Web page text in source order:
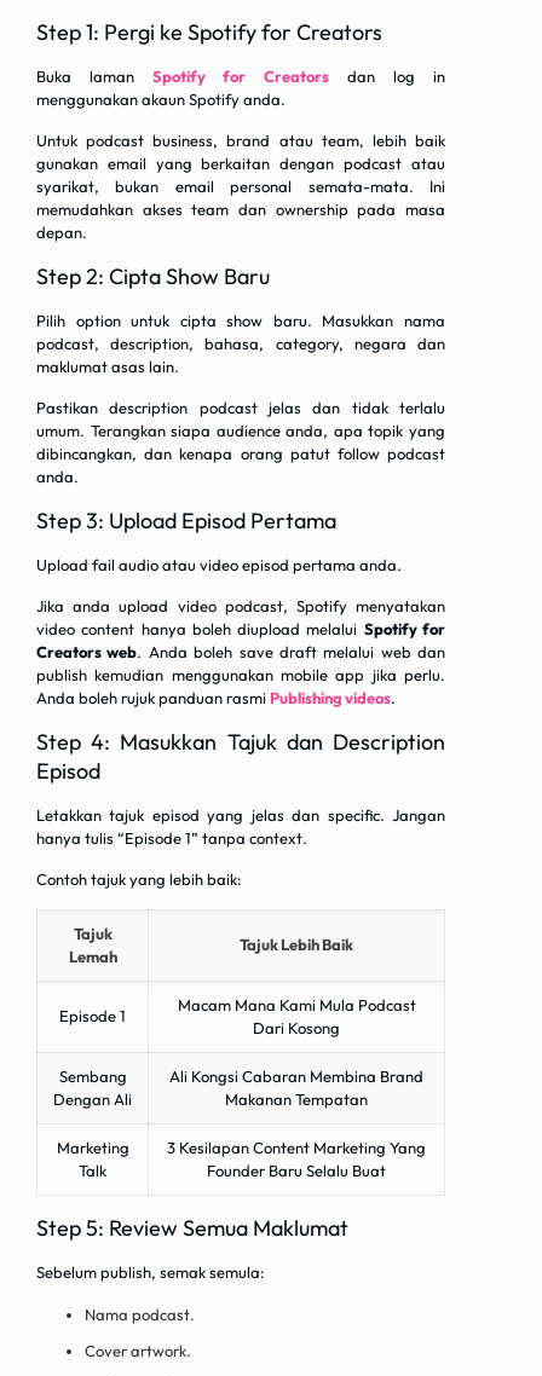
Step 1: Pergi ke Spotify for Creators
Buka lamanSpotify for Creatorsdan log in
menggunakan akaun Spotify anda.
Untuk podcast business, brand atau team, lebih baik
gunakan email yang berkaitan dengan podcast atau
syarikat, bukan email personal semata-mata. Ini
memudahkan akses team dan ownership pada masa
depan.
Step 2: Cipta Show Baru
Pilih option untuk cipta show baru. Masukkan nama
podcast, description, bahasa, category, negara dan
maklumat asas lain.
Pastikan description podcast jelas dan tidak terlalu
umum. Terangkan siapa audience anda, apa topik yang
dibincangkan, dan kenapa orang patut follow podcast
anda.
Step 3: Upload Episod Pertama
Upload fail audio atau video episod pertama anda.
Jika anda upload video podcast, Spotify menyatakan
video content hanya boleh diupload melalui Spotify for
Creators web. Anda boleh save draft melalui web dan
publish kemudian menggunakan mobile app jika perlu.
Anda boleh rujuk panduan rasmi Publishing videos.
Step 4: Masukkan Tajuk dan Description
Episod
Letakkan tajuk episod yang jelas dan specific. Jangan
hanya tulis “Episode 1” tanpa context.
Contoh tajuk yang lebih baik:
Tajuk
Lemah
Tajuk Lebih Baik
Episode 1
Macam Mana Kami Mula Podcast
Dari Kosong
Sembang
Dengan Ali
Ali Kongsi Cabaran Membina Brand
Makanan Tempatan
Marketing
Talk
3 Kesilapan Content Marketing Yang
Founder Baru Selalu Buat
Step 5: Review Semua Maklumat
Sebelum publish, semak semula:
Nama podcast.
Cover artwork.